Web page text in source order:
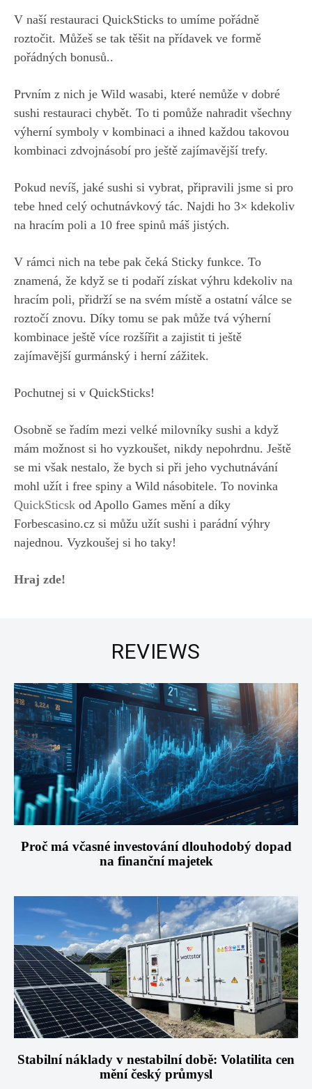
V naší restauraci QuickSticks to umíme pořádně
roztočit. Můžeš se tak těšit na přídavek ve formě
pořádných bonusů..
Prvním z nich je Wild wasabi, které nemůže v dobré
sushi restauraci chybět. To ti pomůže nahradit všechny
výherní symboly v kombinaci a ihned každou takovou
kombinaci zdvojnásobí pro ještě zajímavější trefy.
Pokud nevíš, jaké sushi si vybrat, připravili jsme si pro
tebe hned celý ochutnávkový tác. Najdi ho 3× kdekoliv
na hracím poli a 10 free spinů máš jistých.
V rámci nich na tebe pak čeká Sticky funkce. To
znamená, že když se ti podaří získat výhru kdekoliv na
hracím poli, přidrží se na svém místě a ostatní válce se
roztočí znovu. Díky tomu se pak může tvá výherní
kombinace ještě více rozšířit a zajistit ti ještě
zajímavější gurmánský i herní zážitek.
Pochutnej si v QuickSticks!
Osobně se řadím mezi velké milovníky sushi a když
mám možnost si ho vyzkoušet, nikdy nepohrdnu. Ještě
se mi však nestalo, že bych si při jeho vychutnávání
mohl užít i free spiny a Wild násobitele. To novinka
QuickSticsk od Apollo Games mění a díky
Forbescasino.cz si můžu užít sushi i parádní výhry
najednou. Vyzkoušej si ho taky!
Hraj zde!
REVIEWS
Proč má včasné investování dlouhodobý dopad
na finanční majetek
Stabilní náklady v nestabilní době: Volatilita cen
mění český průmysl